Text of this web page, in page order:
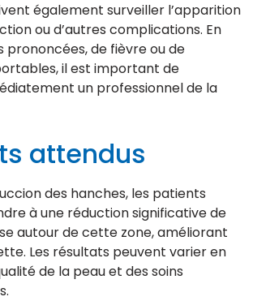
également surveiller l’apparition
ou d’autres complications. En
prononcées, de fièvre ou de
il est important de
un professionnel de la
attendus
des hanches, les patients
à une réduction significative de
autour de cette zone, améliorant
Les résultats peuvent varier en
de la peau et des soins